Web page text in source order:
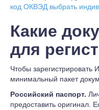
код ОКВЭД выбрать
Какие
для
Чтобы зарегистрировать
минимальный пакет
Российский паспорт.
предоставить оригинал.